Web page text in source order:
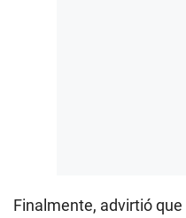
Finalmente, advirtió que